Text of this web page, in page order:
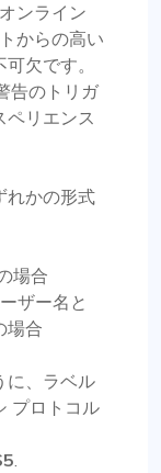
ンライン
からの高い
欠です。
告のトリガ
ペリエンス
れかの形式
場合
ザー名と
場合
に、ラベル
プロトコル
.